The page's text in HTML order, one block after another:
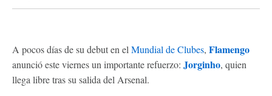
A pocos días de su debut en el Mundial de Clubes, Flamengo
anunció este viernes un importante refuerzo: Jorginho, quien
llega libre tras su salida del Arsenal.